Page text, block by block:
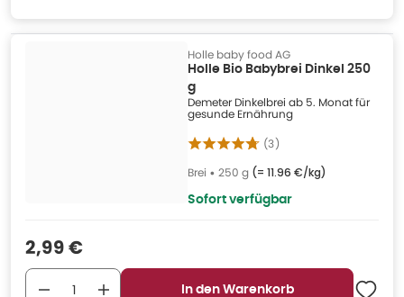
Holle baby food AG
Holle Bio Babybrei Dinkel 250
g
Demeter Dinkelbrei ab 5. Monat für
gesunde Ernährung
(3)
Brei • 250 g (= 11.96 €/kg)
Sofort verfügbar
Verkaufspreis
2,99 €
In den Warenkorb